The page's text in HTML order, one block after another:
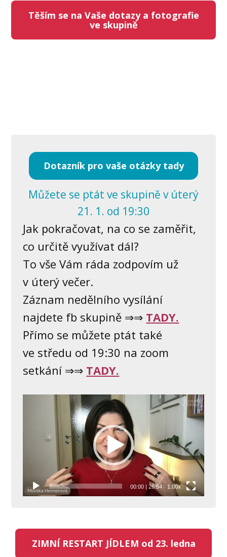
Těším se na Vaše dotazy a fotografie
ve skupině
Dotazník pro vaše otázky tady
Můžete se ptát ve skupině v úterý
21. 1. od 19:30
Jak pokračovat, na co se zaměřit,
co určitě využívat dál?
To vše Vám ráda zodpovím už
v úterý večer.
Záznam nedělního vysílání
najdete fb skupině ⇒⇒ TADY.
Přímo se můžete ptát také
ve středu od 19:30 na zoom
setkání ⇒⇒ TADY.
00:00|26:54 1.00x
ZIMNÍ RESTART JÍDLEM od 23. ledna